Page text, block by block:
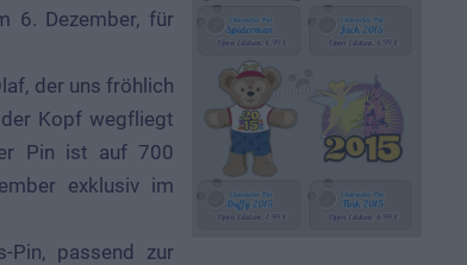
6. Dezember, für
der uns fröhlich
Kopf wegfliegt
Pin ist auf 700
exklusiv im
Pin, passend zur